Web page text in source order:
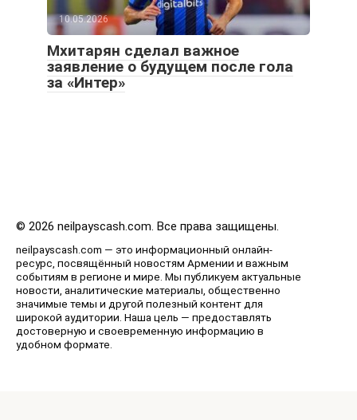
10.05.2026
Мхитарян сделал важное
заявление о будущем после гола
за «Интер»
© 2026 neilpayscash.com. Все права защищены.
neilpayscash.com — это информационный онлайн-
ресурс, посвящённый новостям Армении и важным
событиям в регионе и мире. Мы публикуем актуальные
новости, аналитические материалы, общественно
значимые темы и другой полезный контент для
широкой аудитории. Наша цель — предоставлять
достоверную и своевременную информацию в
удобном формате.